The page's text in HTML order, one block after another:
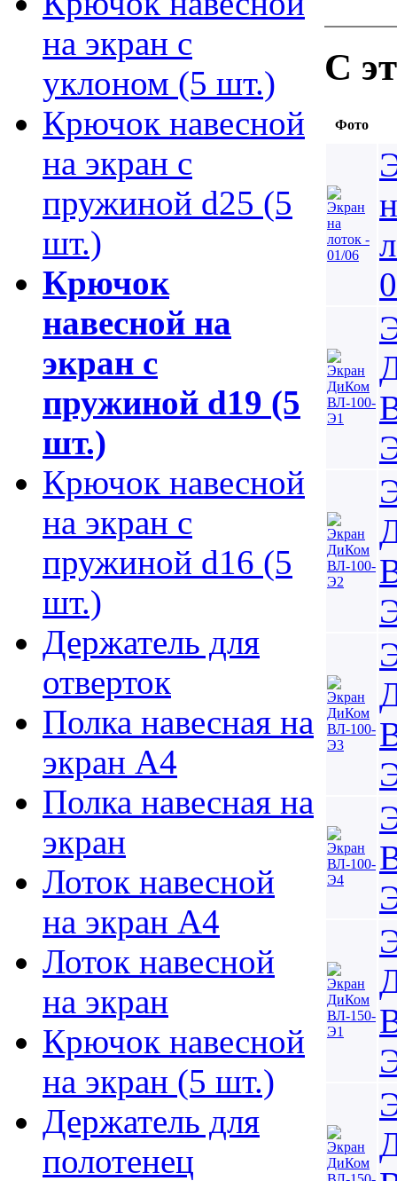
на экран с
уклоном (5 шт.)
Крючок навесной
на экран с
пружиной d25 (5
шт.)
Крючок
навесной на
экран с
пружиной d19 (5
шт.)
Крючок навесной
на экран с
пружиной d16 (5
шт.)
Держатель для
отверток
Полка навесная на
экран А4
Полка навесная на
экран
Лоток навесной
на экран А4
Лоток навесной
на экран
Крючок навесной
на экран (5 шт.)
Держатель для
полотенец
С
Фото